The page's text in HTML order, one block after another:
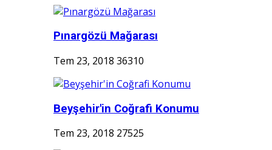
Pınargözü Mağarası
Tem 23, 2018 36310
Beyşehir'in Coğrafi Konumu
Tem 23, 2018 27525